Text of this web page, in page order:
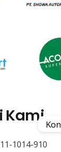
Kami
1014-910